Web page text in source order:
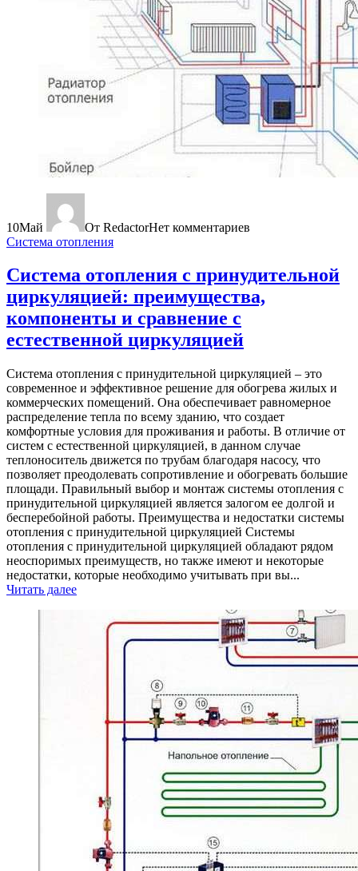
10Май От RedactorНет комментариев
Система отопления
Система отопления с принудительной
циркуляцией: преимущества,
компоненты и сравнение с
естественной циркуляцией
Система отопления с принудительной циркуляцией – это
современное и эффективное решение для обогрева жилых и
коммерческих помещений. Она обеспечивает равномерное
распределение тепла по всему зданию, что создает
комфортные условия для проживания и работы. В отличие от
систем с естественной циркуляцией, в данном случае
теплоноситель движется по трубам благодаря насосу, что
позволяет преодолевать сопротивление и обогревать большие
площади. Правильный выбор и монтаж системы отопления с
принудительной циркуляцией является залогом ее долгой и
бесперебойной работы. Преимущества и недостатки системы
отопления с принудительной циркуляцией Системы
отопления с принудительной циркуляцией обладают рядом
неоспоримых преимуществ, но также имеют и некоторые
недостатки, которые необходимо учитывать при вы...
Читать далее